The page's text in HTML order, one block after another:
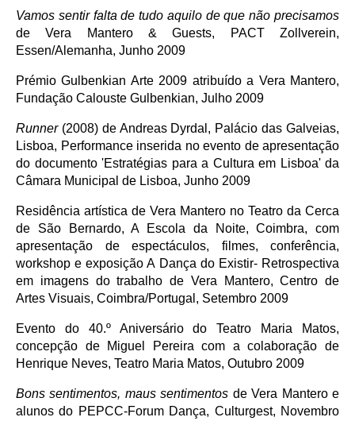
Vamos sentir falta de tudo aquilo de que não precisamos
de Vera Mantero & Guests, PACT Zollverein,
Essen/Alemanha, Junho 2009
Prémio Gulbenkian Arte 2009 atribuído a Vera Mantero,
Fundação Calouste Gulbenkian, Julho 2009
Runner(2008) de Andreas Dyrdal, Palácio das Galveias,
Lisboa, Performance inserida no evento de apresentação
do documento 'Estratégias para a Cultura em Lisboa' da
Câmara Municipal de Lisboa, Junho 2009
Residência artística de Vera Mantero no Teatro da Cerca
de São Bernardo, A Escola da Noite, Coimbra, com
apresentação de espectáculos, filmes, conferência,
workshop e exposição A Dança do Existir- Retrospectiva
em imagens do trabalho de Vera Mantero, Centro de
Artes Visuais, Coimbra/Portugal, Setembro 2009
Evento do 40.º Aniversário do Teatro Maria Matos,
concepção de Miguel Pereira com a colaboração de
Henrique Neves, Teatro Maria Matos, Outubro 2009
Bons sentimentos, maus sentimentos de Vera Mantero e
alunos do PEPCC-Forum Dança, Culturgest, Novembro